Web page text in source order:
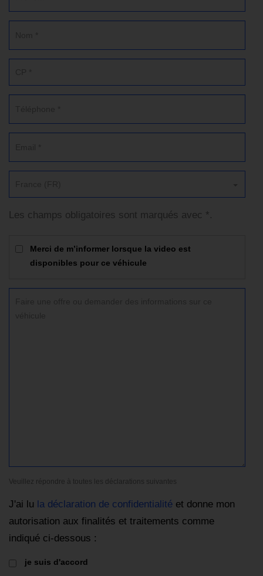
Les champs obligatoires sont marqués avec *.
Merci de m’informer lorsque la video est
disponibles pour ce véhicule
Veuillez répondre à toutes les déclarations suivantes
J'ai lu la déclaration de confidentialité et donne mon
autorisation aux finalités et traitements comme
indiqué ci-dessous :
je suis d'accord